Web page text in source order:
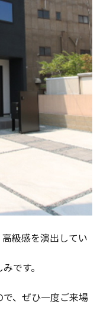
紹介
級感を演出してい
です。
、ぜひ一度ご来場